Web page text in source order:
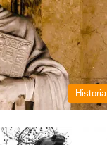
Historia